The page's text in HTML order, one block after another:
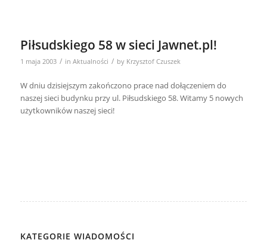
Piłsudskiego 58 w sieci Jawnet.pl!
1 maja 2003 / in Aktualności / by Krzysztof Czuszek
W dniu dzisiejszym zakończono prace nad dołączeniem do
naszej sieci budynku przy ul. Piłsudskiego 58. Witamy 5 nowych
użytkowników naszej sieci!
KATEGORIE WIADOMOŚCI